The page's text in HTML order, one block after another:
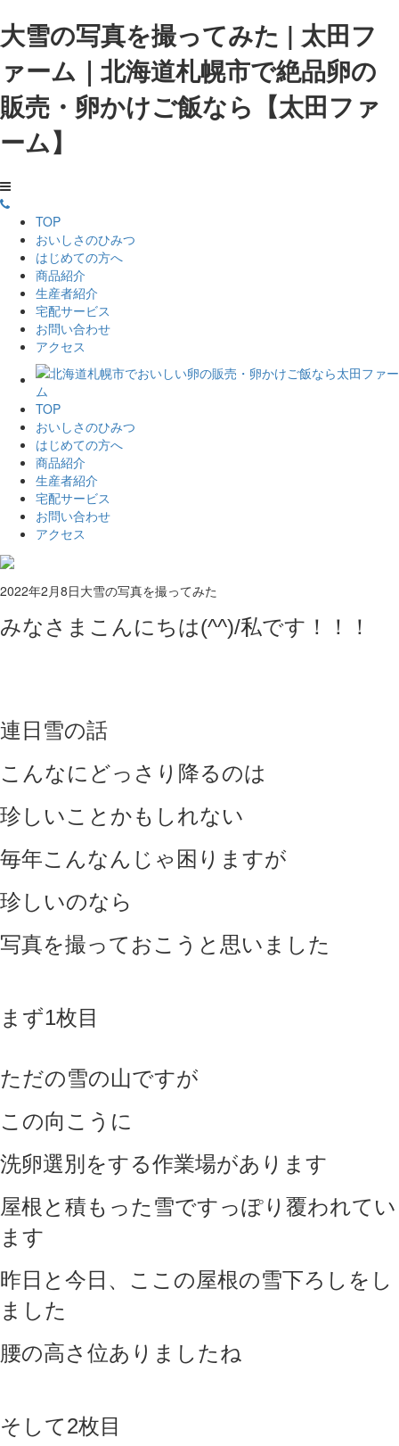
大雪の写真を撮ってみた | 太田フ
ァーム｜北海道札幌市で絶品卵の
販売・卵かけご飯なら【太田ファ
ーム】
TOP
おいしさのひみつ
はじめての方へ
商品紹介
生産者紹介
宅配サービス
お問い合わせ
アクセス
TOP
おいしさのひみつ
はじめての方へ
商品紹介
生産者紹介
宅配サービス
お問い合わせ
アクセス
2022年2月8日大雪の写真を撮ってみた
みなさまこんにちは(^^)/私です！！！
連日雪の話
こんなにどっさり降るのは
珍しいことかもしれない
毎年こんなんじゃ困りますが
珍しいのなら
写真を撮っておこうと思いました
まず1枚目
ただの雪の山ですが
この向こうに
洗卵選別をする作業場があります
屋根と積もった雪ですっぽり覆われてい
ます
昨日と今日、ここの屋根の雪下ろしをし
ました
腰の高さ位ありましたね
そして2枚目